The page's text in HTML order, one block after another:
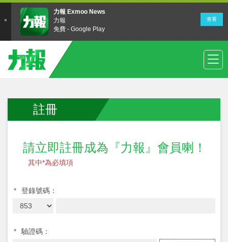
註冊
請立即註冊成為『力報』會員喇！
其中*為必填項
* 登錄號碼：
*
驗證碼：